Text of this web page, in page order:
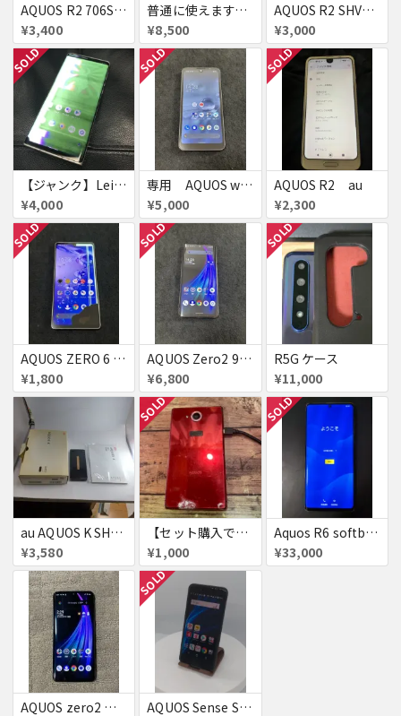
AQUOS R2 706SH 4GB/64GB SIMロック解除不可 赤ロム
¥3,400
普通に使えます。 AQUOS zero6 A102SH
¥8,500
AQUOS R2 SHV42 背面パネル割れ 判定×
¥3,000
SOLD
【ジャンク】Leitz Phone 1
¥4,000
SOLD
専用 AQUOS wish 2 チャコール SHG08 simフリー 美品
¥5,000
SOLD
AQUOS R2 au
¥2,300
SOLD
AQUOS ZERO 6 A102SH ホワイト simフリー ジャンク
¥1,800
SOLD
AQUOS Zero2 906SH アストロブラック simフリー 判定△
¥6,800
SOLD
R5G ケース
¥11,000
au AQUOS K SHF31 利用制限ｘ 通電確認済み
¥3,580
SOLD
【セット購入で割引】SH-03G
¥1,000
SOLD
Aquos R6 softbank赤ロム
¥33,000
AQUOS zero2 ジャンク
SOLD
AQUOS Sense SH-01K 若干訳アリ